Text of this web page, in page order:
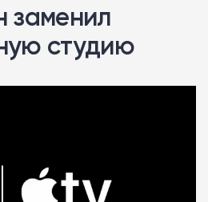
заменил
студию